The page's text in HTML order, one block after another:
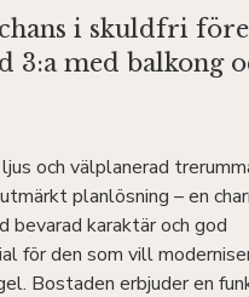
i skuldfri
3:a med balkong
och välplanerad
planlösning – en
bevarad karaktär och god
för den som vill
Bostaden erbjuder en